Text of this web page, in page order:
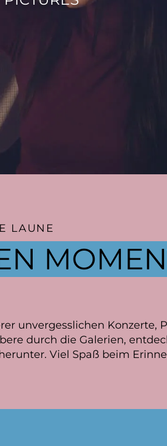
LAUNE
unvergesslichen Konzerte,
durch die Galerien,
Viel Spaß beim